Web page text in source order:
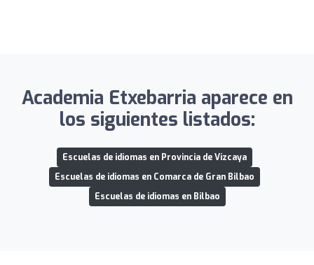
Academia Etxebarria aparece en
los siguientes listados:
Escuelas de idiomas en Provincia de Vizcaya
Escuelas de idiomas en Comarca de Gran Bilbao
Escuelas de idiomas en Bilbao